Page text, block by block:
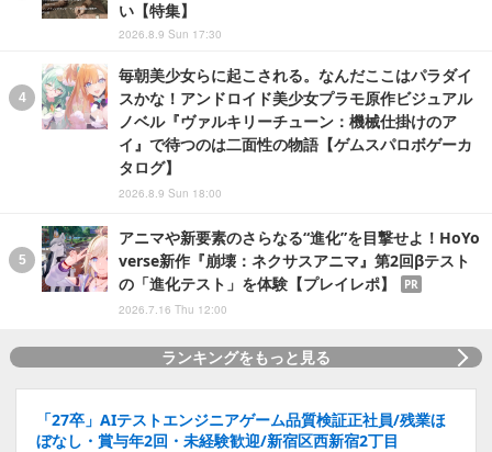
い【特集】
2026.8.9 Sun 17:30
毎朝美少女らに起こされる。なんだここはパラダイ
スかな！アンドロイド美少女プラモ原作ビジュアル
ノベル『ヴァルキリーチューン：機械仕掛けのア
イ』で待つのは二面性の物語【ゲムスパロボゲーカ
タログ】
2026.8.9 Sun 18:00
アニマや新要素のさらなる“進化”を目撃せよ！HoYo
verse新作『崩壊：ネクサスアニマ』第2回βテスト
の「進化テスト」を体験【プレイレポ】
PR
2026.7.16 Thu 12:00
ランキングをもっと見る
「27卒」AIテストエンジニアゲーム品質検証正社員/残業ほ
ぼなし・賞与年2回・未経験歓迎/新宿区西新宿2丁目